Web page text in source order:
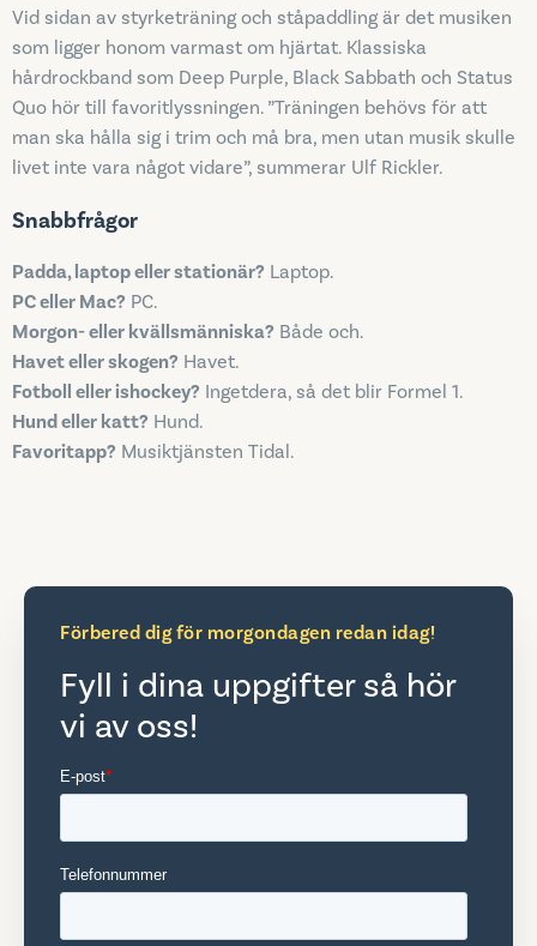
Vid sidan av styrketräning och ståpaddling är det musiken
som ligger honom varmast om hjärtat. Klassiska
hårdrockband som Deep Purple, Black Sabbath och Status
Quo hör till favoritlyssningen. ”Träningen behövs för att
man ska hålla sig i trim och må bra, men utan musik skulle
livet inte vara något vidare”, summerar Ulf Rickler.
Snabbfrågor
Padda, laptop eller stationär? Laptop.
PC eller Mac? PC.
Morgon- eller kvällsmänniska? Både och.
Havet eller skogen? Havet.
Fotboll eller ishockey? Ingetdera, så det blir Formel 1.
Hund eller katt? Hund.
Favoritapp? Musiktjänsten Tidal.
Förbered dig för morgondagen redan idag!
Fyll i dina uppgifter så hör
vi av oss!